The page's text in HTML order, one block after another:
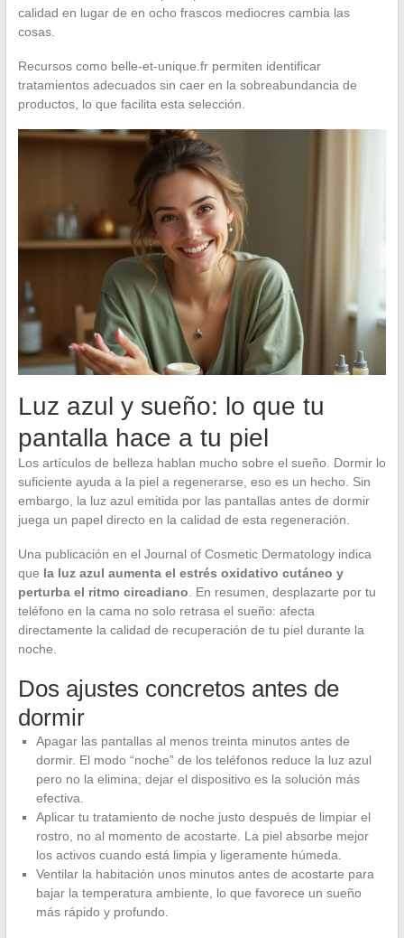
calidad en lugar de en ocho frascos mediocres cambia las
cosas.
Recursos como belle-et-unique.fr permiten identificar
tratamientos adecuados sin caer en la sobreabundancia de
productos, lo que facilita esta selección.
Luz azul y sueño: lo que tu
pantalla hace a tu piel
Los artículos de belleza hablan mucho sobre el sueño. Dormir lo
suficiente ayuda a la piel a regenerarse, eso es un hecho. Sin
embargo, la luz azul emitida por las pantallas antes de dormir
juega un papel directo en la calidad de esta regeneración.
Una publicación en el Journal of Cosmetic Dermatology indica
que la luz azul aumenta el estrés oxidativo cutáneo y
perturba el ritmo circadiano . En resumen, desplazarte por tu
teléfono en la cama no solo retrasa el sueño: afecta
directamente la calidad de recuperación de tu piel durante la
noche.
Dos ajustes concretos antes de
dormir
Apagar las pantallas al menos treinta minutos antes de
dormir. El modo “noche” de los teléfonos reduce la luz azul
pero no la elimina; dejar el dispositivo es la solución más
efectiva.
Aplicar tu tratamiento de noche justo después de limpiar el
rostro, no al momento de acostarte. La piel absorbe mejor
los activos cuando está limpia y ligeramente húmeda.
Ventilar la habitación unos minutos antes de acostarte para
bajar la temperatura ambiente, lo que favorece un sueño
más rápido y profundo.